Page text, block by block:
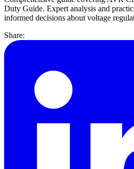
Duty Guide. Expert analysis and
informed decisions about voltage
Share: